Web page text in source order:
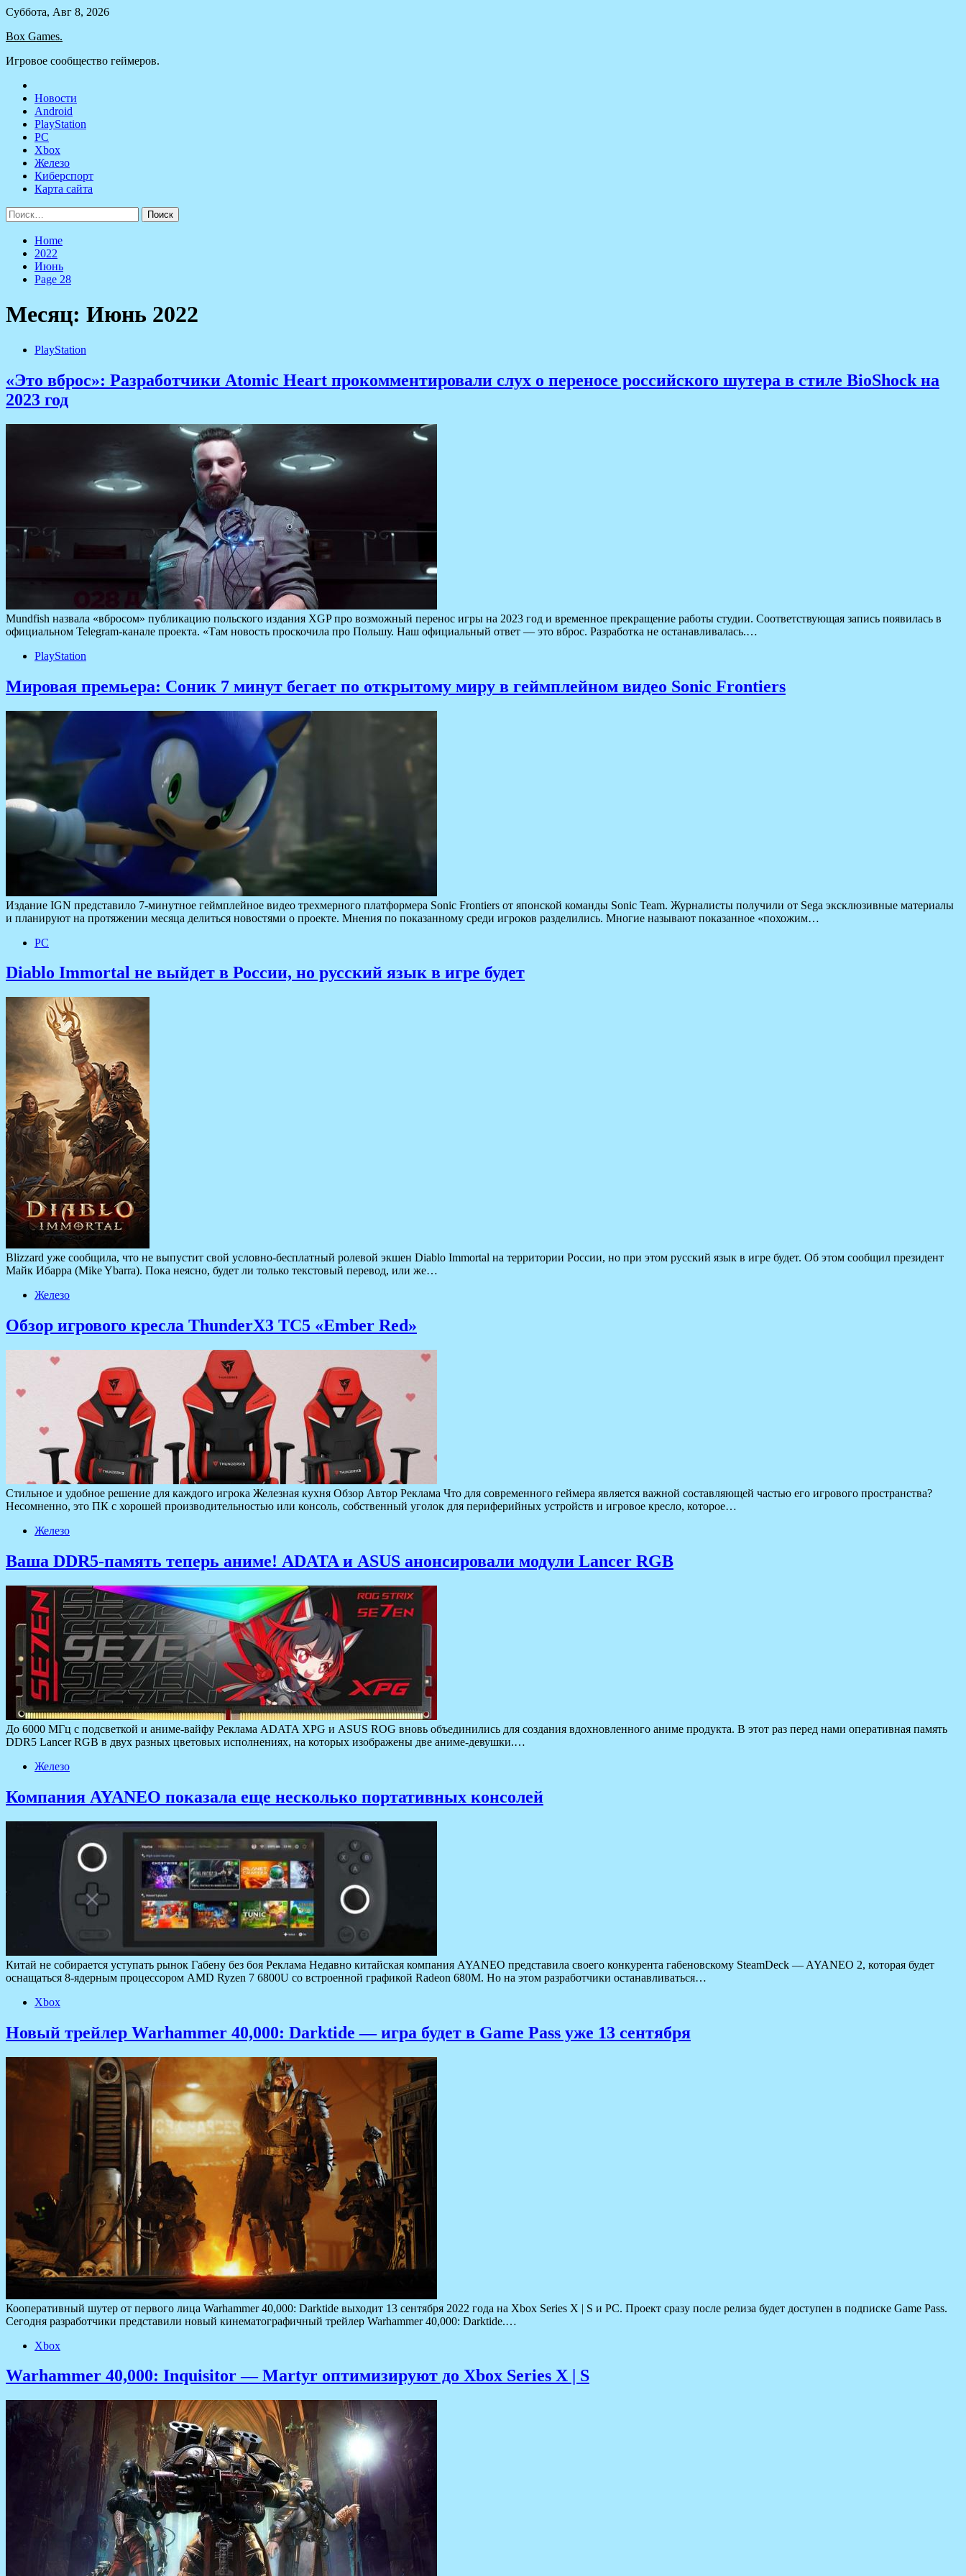
Skip
content
Суббота, Авг 8, 2026
Box Games.
Игровое сообщество геймеров.
Новости
Android
PlayStation
PC
Xbox
Железо
Киберспорт
Карта сайта
Найти:
Home
2022
Июнь
Page 28
Месяц: Июнь 2022
PlayStation
«Это вброс»: Разработчики Atomic Heart прокомментировали слух о переносе российского шутера в стиле BioShock на
2023 год
Mundfish назвала «вбросом» публикацию польского издания XGP про возможный перенос игры на 2023 год и временное прекращение работы студии. Соответствующая запись появилась в
официальном Telegram-канале проекта. «Там новость проскочила про Польшу. Наш официальный ответ — это вброс. Разработка не останавливалась.…
PlayStation
Мировая премьера: Соник 7 минут бегает по открытому миру в геймплейном видео Sonic Frontiers
Издание IGN представило 7-минутное геймплейное видео трехмерного платформера Sonic Frontiers от японской команды Sonic Team. Журналисты получили от Sega эксклюзивные материалы
и планируют на протяжении месяца делиться новостями о проекте. Мнения по показанному среди игроков разделились. Многие называют показанное «похожим…
PC
Diablo Immortal не выйдет в России, но русский язык в игре будет
Blizzard уже сообщила, что не выпустит свой условно-бесплатный ролевой экшен Diablo Immortal на территории России, но при этом русский язык в игре будет. Об этом сообщил президент
Майк Ибарра (Mike Ybarra). Пока неясно, будет ли только текстовый перевод, или же…
Железо
Обзор игрового кресла ThunderX3 TC5 «Ember Red»
Стильное и удобное решение для каждого игрока Железная кухня Обзор Автор Реклама Что для современного геймера является важной составляющей частью его игрового пространства?
Несомненно, это ПК с хорошей производительностью или консоль, собственный уголок для периферийных устройств и игровое кресло, которое…
Железо
Ваша DDR5-память теперь аниме! ADATA и ASUS анонсировали модули Lancer RGB
До 6000 МГц с подсветкой и аниме-вайфу Реклама ADATA XPG и ASUS ROG вновь объединились для создания вдохновленного аниме продукта. В этот раз перед нами оперативная память
DDR5 Lancer RGB в двух разных цветовых исполнениях, на которых изображены две аниме-девушки.…
Железо
Компания AYANEO показала еще несколько портативных консолей
Китай не собирается уступать рынок Габену без боя Реклама Недавно китайская компания AYANEO представила своего конкурента габеновскому SteamDeck — AYANEO 2, которая будет
оснащаться 8-ядерным процессором AMD Ryzen 7 6800U со встроенной графикой Radeon 680M. Но на этом разработчики останавливаться…
Xbox
Новый трейлер Warhammer 40,000: Darktide — игра будет в Game Pass уже 13 сентября
Кооперативный шутер от первого лица Warhammer 40,000: Darktide выходит 13 сентября 2022 года на Xbox Series X | S и PC. Проект сразу после релиза будет доступен в подписке Game Pass.
Сегодня разработчики представили новый кинематографичный трейлер Warhammer 40,000: Darktide.…
Xbox
Warhammer 40,000: Inquisitor — Martyr оптимизируют до Xbox Series X | S